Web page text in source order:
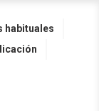
habituales